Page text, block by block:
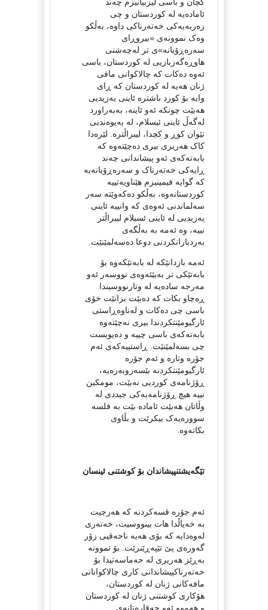
ئامادەیە لە کوردستان و چی
زەربەیەکی خەتەرناکی داوە، بەڵکو
وەک نموونەی «بیروڕای
سەرەڕۆیانە»ی تر لەچەشنی
هاوڕەگەزبازیی لە کوردستان، باسی
ئەوە دەکات کە چالاکوانی مافی
ژنان هەیە لە کوردستان کە ڕای
وایە بۆ کورد باشترە ئاینی یەزیدیی
هەبێت چونکە ئەو ئاینە، بەبەراورد
لەگەڵ ئاینی ئیسلام، لە پەیوەندیی
نێوان کوڕ و کچدا، لیبراڵترە. لێرەدا
کاک هەریری بیری دەچێتەوە کە
بابەتەکەی ئەو پیشاندانی چەند
ڕایەکی خەتەرناک و سەرەڕۆیانەیە
کە گوایە فیمینیزم هێناویەتییە
کوردستانەوە، بەڵکو دەکەوێتە سەر
سەلماندنی ئەوەی کە وانییە ئاینی
یەزیدیی لە ئاینی ئسیلام لیبراڵتر
نییە، وە ئەمە بە بەڵگەی
بەردبارانکردنی دوعا دەسەلمێنێت.
ئەمە بازدانێکە لە بابەتێکەوە بۆ
بابەتێکی تر بەبێئەوەی نووسەر ئەو
مەرجە سادەیە لە وتارنووسیندا
ڕەچاو بکات کە دەبێت بزانێت خۆی
باسی چی دەکات و لەناوەڕاستی
ئارگیومێنتکردندا بیری نەچێتەوە
بابەتەکەی باسی چییە و دەیویست
چی بسەلمێنێت. ڕاستییەکەی ئەم
جۆرە وتارە و ئەم جۆرە
ئارگیومێنتکردنە بێسەروبەرەیە،
ڕۆژنامەی کوردیی نەبێت، مومکین
نییە هیچ ڕۆژنامەیەکی جیددی لە
وڵاتان هەبێت ئامادە بێت بە فلسە
سوورەیەک بیکرێت و بڵاوی
بکاتەوە.
تێگەیشتنپیشاندان بۆ کوشتنی ئینسان
ئەم جۆرە قسەکردنە کە هەرچیت
بە خەیاڵدا هات بینووسیت، خەتەری
لەوەدایە کە بۆی هەیە ناحەقیی زۆر
گەورەی پێ تێپەڕێنرێت. بۆ نموونە
بەڕێز هەریری لە حەماسەتیدا بۆ
خەتەرناکپیشاندانی کاری چالاکوانانی
مافەکانی ژنان لە کوردستان،
هۆکاری کوشتنی ژنان لە کوردستان
و هەموو ئەو حەقارەتانەی